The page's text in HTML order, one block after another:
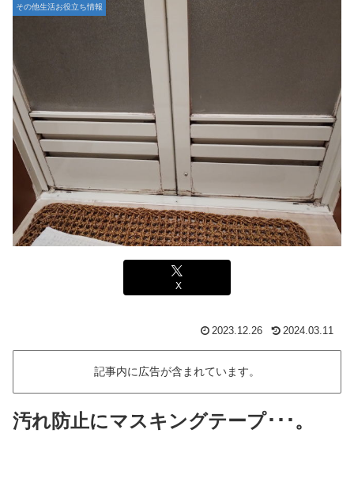
その他生活お役立ち情報
X
2023.12.26 2024.03.11
記事内に広告が含まれています。
汚れ防止にマスキングテープ･･･。